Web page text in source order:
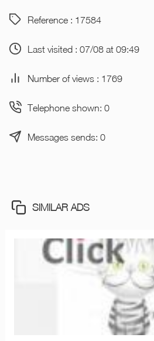
Reference : 17584
Last visited : 07/08 at 09:49
Number of views : 1769
Telephone shown: 0
Messages sends: 0
SIMILAR ADS